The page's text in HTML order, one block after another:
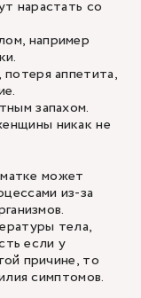
нарастать со
например
аппетита,
запахом.
никак не
может
из-за
тела,
если у
причине, то
симптомов.